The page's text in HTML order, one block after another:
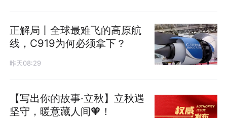
正解局丨全球最难飞的高原航
线，C919为何必须拿下？
昨天08:29
【写出你的故事·立秋】立秋遇
坚守，暖意藏人间🧡！